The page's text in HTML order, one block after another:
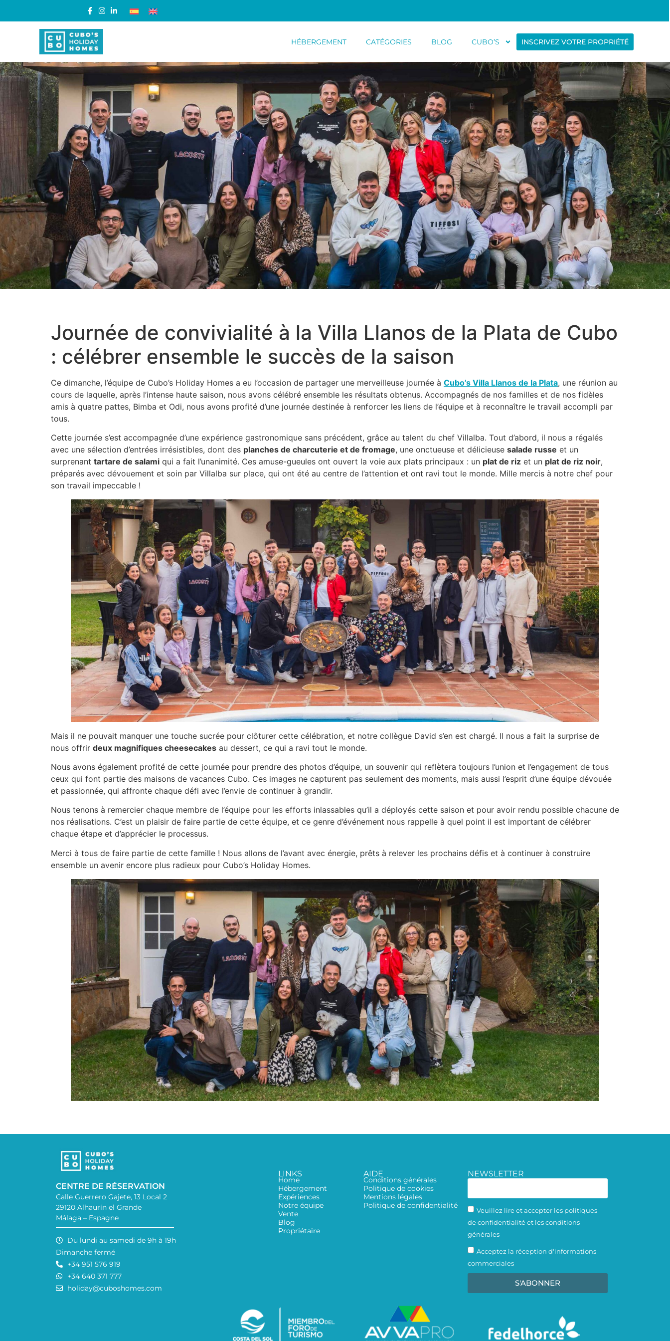
HÉBERGEMENT CATÉGORIES BLOG CUBO’S INSCRIVEZ VOTRE PROPRIÉTÉ
Journée de convivialité à la Villa Llanos de la Plata de Cubo
: célébrer ensemble le succès de la saison
Ce dimanche, l’équipe de Cubo’s Holiday Homes a eu l’occasion de partager une merveilleuse journée à Cubo’s Villa Llanos de la Plata, une réunion au
cours de laquelle, après l’intense haute saison, nous avons célébré ensemble les résultats obtenus. Accompagnés de nos familles et de nos fidèles
amis à quatre pattes, Bimba et Odi, nous avons profité d’une journée destinée à renforcer les liens de l’équipe et à reconnaître le travail accompli par
tous.
Cette journée s’est accompagnée d’une expérience gastronomique sans précédent, grâce au talent du chef Villalba. Tout d’abord, il nous a régalés
avec une sélection d’entrées irrésistibles, dont des planches de charcuterie et de fromage, une onctueuse et délicieuse salade russe et un
surprenant tartare de salami qui a fait l’unanimité. Ces amuse-gueules ont ouvert la voie aux plats principaux : un plat de riz et un plat de riz noir,
préparés avec dévouement et soin par Villalba sur place, qui ont été au centre de l’attention et ont ravi tout le monde. Mille mercis à notre chef pour
son travail impeccable !
Mais il ne pouvait manquer une touche sucrée pour clôturer cette célébration, et notre collègue David s’en est chargé. Il nous a fait la surprise de
nous offrir deux magnifiques cheesecakes au dessert, ce qui a ravi tout le monde.
Nous avons également profité de cette journée pour prendre des photos d’équipe, un souvenir qui reflètera toujours l’union et l’engagement de tous
ceux qui font partie des maisons de vacances Cubo. Ces images ne capturent pas seulement des moments, mais aussi l’esprit d’une équipe dévouée
et passionnée, qui affronte chaque défi avec l’envie de continuer à grandir.
Nous tenons à remercier chaque membre de l’équipe pour les efforts inlassables qu’il a déployés cette saison et pour avoir rendu possible chacune de
nos réalisations. C’est un plaisir de faire partie de cette équipe, et ce genre d’événement nous rappelle à quel point il est important de célébrer
chaque étape et d’apprécier le processus.
Merci à tous de faire partie de cette famille ! Nous allons de l’avant avec énergie, prêts à relever les prochains défis et à continuer à construire
ensemble un avenir encore plus radieux pour Cubo’s Holiday Homes.
CENTRE DE RÉSERVATION
Calle Guerrero Gajete, 13 Local 2
29120 Alhaurín el Grande
Málaga – Espagne
Du lundi au samedi de 9h à 19h
Dimanche fermé
+34 951 576 919
+34 640 371 777
holiday@cuboshomes.com
LINKS
Home
Hébergement
Expériences
Notre équipe
Vente
Blog
Propriétaire
AIDE
Conditions générales
Politique de cookies
Mentions légales
Politique de confidentialité
NEWSLETTER
Veuillez lire et accepter les politiques
de confidentialité et les conditions
générales
Acceptez la réception d'informations
commerciales
S'ABONNER